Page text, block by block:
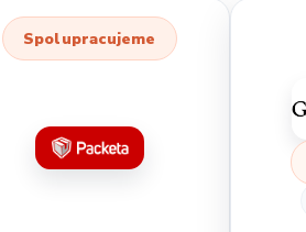
Spolupracujeme